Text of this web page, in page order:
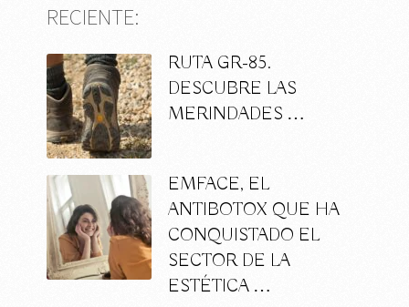
RECIENTE:
RUTA GR-85.
DESCUBRE LAS
MERINDADES …
EMFACE, EL
ANTIBOTOX QUE HA
CONQUISTADO EL
SECTOR DE LA
ESTÉTICA …